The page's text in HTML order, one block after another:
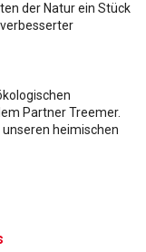
der Natur ein Stück
Partner Treemer.
heimischen